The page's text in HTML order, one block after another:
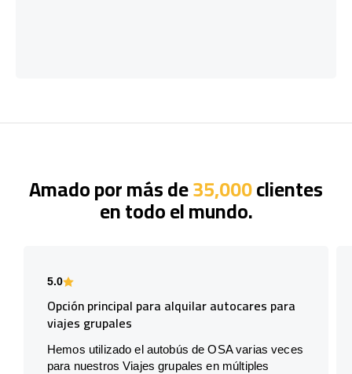
Amado por más de35,000clientes
en todo el mundo.
5.0
Opción principal para alquilar autocares para
viajes grupales
Hemos utilizado el autobús de OSA varias veces
para nuestros Viajes grupales en múltiples